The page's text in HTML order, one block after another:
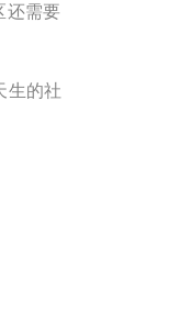
还需要
生的社